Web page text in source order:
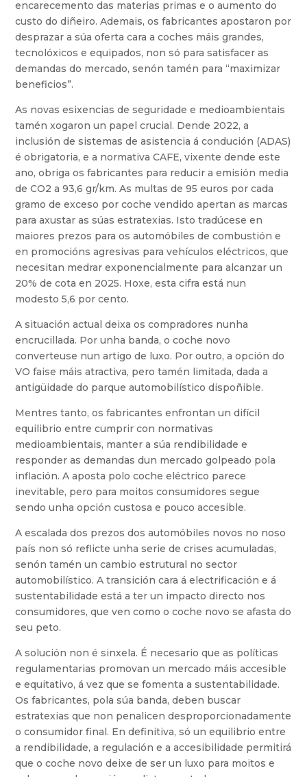
encarecemento das materias primas e o aumento do
custo do diñeiro. Ademais, os fabricantes apostaron por
desprazar a súa oferta cara a coches máis grandes,
tecnolóxicos e equipados, non só para satisfacer as
demandas do mercado, senón tamén para “maximizar
beneficios”.
As novas esixencias de seguridade e medioambientais
tamén xogaron un papel crucial. Dende 2022, a
inclusión de sistemas de asistencia á condución (ADAS)
é obrigatoria, e a normativa CAFE, vixente dende este
ano, obriga os fabricantes para reducir a emisión media
de CO2 a 93,6 gr/km. As multas de 95 euros por cada
gramo de exceso por coche vendido apertan as marcas
para axustar as súas estratexias. Isto tradúcese en
maiores prezos para os automóbiles de combustión e
en promocións agresivas para vehículos eléctricos, que
necesitan medrar exponencialmente para alcanzar un
20% de cota en 2025. Hoxe, esta cifra está nun
modesto 5,6 por cento.
A situación actual deixa os compradores nunha
encrucillada. Por unha banda, o coche novo
converteuse nun artigo de luxo. Por outro, a opción do
VO faise máis atractiva, pero tamén limitada, dada a
antigüidade do parque automobilístico dispoñible.
Mentres tanto, os fabricantes enfrontan un difícil
equilibrio entre cumprir con normativas
medioambientais, manter a súa rendibilidade e
responder as demandas dun mercado golpeado pola
inflación. A aposta polo coche eléctrico parece
inevitable, pero para moitos consumidores segue
sendo unha opción custosa e pouco accesible.
A escalada dos prezos dos automóbiles novos no noso
país non só reflicte unha serie de crises acumuladas,
senón tamén un cambio estrutural no sector
automobilístico. A transición cara á electrificación e á
sustentabilidade está a ter un impacto directo nos
consumidores, que ven como o coche novo se afasta do
seu peto.
A solución non é sinxela. É necesario que as políticas
regulamentarias promovan un mercado máis accesible
e equitativo, á vez que se fomenta a sustentabilidade.
Os fabricantes, pola súa banda, deben buscar
estratexias que non penalicen desproporcionadamente
o consumidor final. En definitiva, só un equilibrio entre
a rendibilidade, a regulación e a accesibilidade permitirá
que o coche novo deixe de ser un luxo para moitos e